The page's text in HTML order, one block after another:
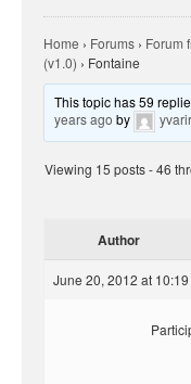
Home › Forums › Forum
(v1.0) › Fontaine
This topic has 59
years ago by
Viewing 15 posts - 46
Author
June 20, 2012 at 10:19